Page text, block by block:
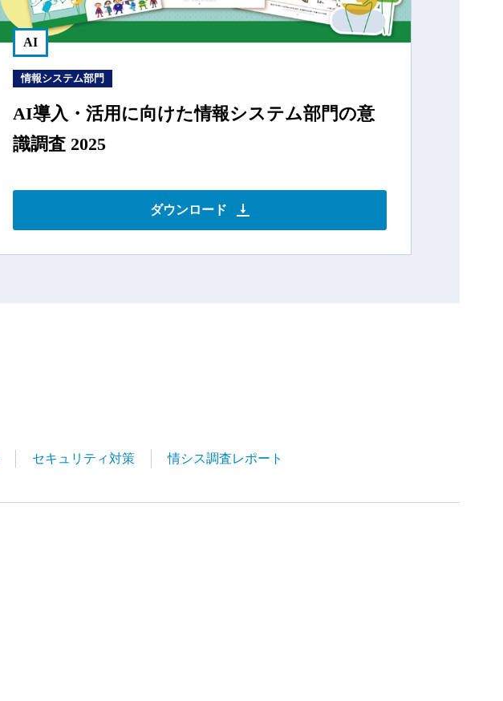
AI
情報システム部門
AI導入・活用に向けた情報システム部門の意
識調査 2025
ダウンロード
セキュリティ対策 情シス調査レポート